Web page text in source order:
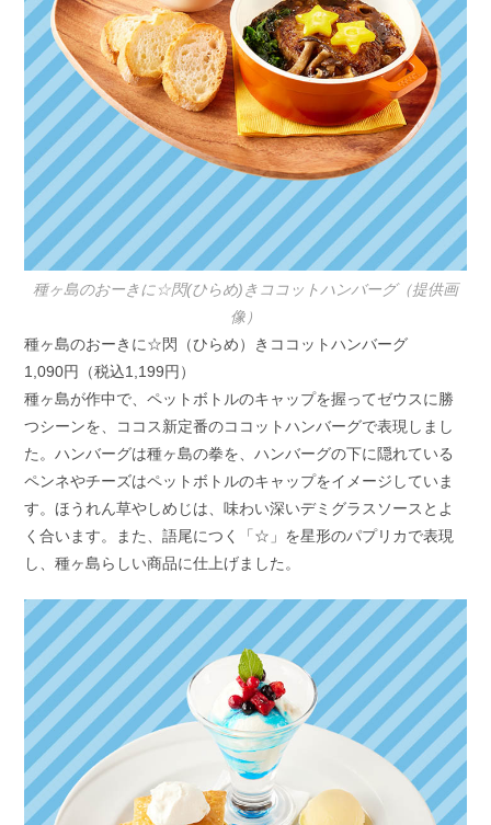
種ヶ島のおーきに☆閃(ひらめ)きココットハンバーグ（提供画
像）
種ヶ島のおーきに☆閃（ひらめ）きココットハンバーグ
1,090円（税込1,199円）
種ヶ島が作中で、ペットボトルのキャップを握ってゼウスに勝
つシーンを、ココス新定番のココットハンバーグで表現しまし
た。ハンバーグは種ヶ島の拳を、ハンバーグの下に隠れている
ペンネやチーズはペットボトルのキャップをイメージしていま
す。ほうれん草やしめじは、味わい深いデミグラスソースとよ
く合います。また、語尾につく「☆」を星形のパプリカで表現
し、種ヶ島らしい商品に仕上げました。